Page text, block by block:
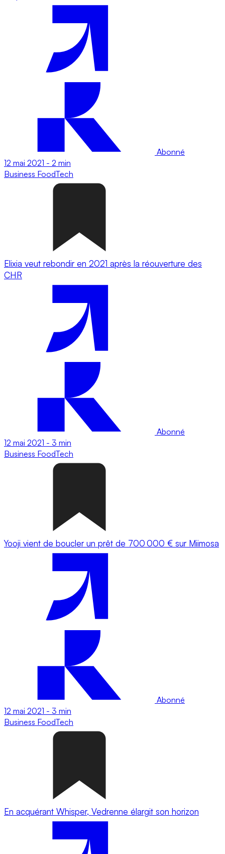
Abonné
12 mai 2021 - 2 min
Business FoodTech
Elixia veut rebondir en 2021 après la réouverture des
CHR
Abonné
12 mai 2021 - 3 min
Business FoodTech
Yooji vient de boucler un prêt de 700 000 € sur Miimosa
Abonné
12 mai 2021 - 3 min
Business FoodTech
En acquérant Whisper, Vedrenne élargit son horizon